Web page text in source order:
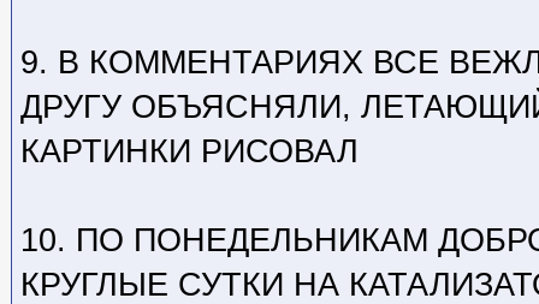
9. В КОММЕНТАРИЯХ ВСЕ
ДРУГУ ОБЪЯСНЯЛИ,
КАРТИНКИ РИСОВАЛ
10. ПО ПОНЕДЕЛЬНИКАМ
КРУГЛЫЕ СУТКИ НА